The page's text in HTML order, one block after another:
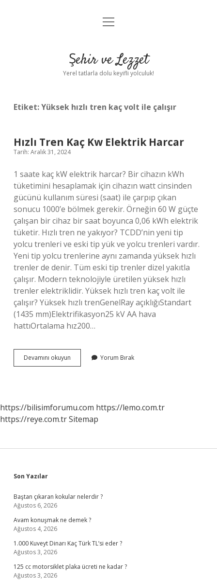
Anasayfa
Yasal Uyarı
menüyü
Şehir ve Lezzet
Yerel tatlarla dolu keyifli yolculuk!
Etiket:Yüksek hızlı tren kaç volt ile çalışır
Hızlı Tren Kaç Kw Elektrik Harcar
Tarih: Aralık 31, 2024
1 saate kaç kW elektrik harcar? Bir cihazın kWh
tüketimini hesaplamak için cihazın watt cinsinden
gücünü kullanım süresi (saat) ile çarpıp çıkan
sonucu 1000’e bölmek gerekir. Örneğin 60 W güçte
çalışan bir cihaz bir saat boyunca 0,06 kWh elektrik
tüketir. Hızlı tren ne yakıyor? TCDD’nin yeni tip
yolcu trenleri ve eski tip yük ve yolcu trenleri vardır.
Yeni tip yolcu trenlerine aynı zamanda yüksek hızlı
trenler de denir. Tüm eski tip trenler dizel yakıtla
çalışır. Modern teknolojiyle üretilen yüksek hızlı
trenler elektriklidir. Yüksek hızlı tren kaç volt ile
çalışır? Yüksek hızlı trenGenelRay açıklığıStandart
(1435 mm)Elektrifikasyon25 kV AA hava
hattıOrtalama hız200…
Devamını okuyun
Tren
Yorum Bırak
https://bilisimforumu.com https://lemo.com.tr
https://reye.com.trSitemap
Sidebar
Son Yazılar
Baştan çıkaran kokular nelerdir ?
Ağustos 6, 2026
Avam konuşmak ne demek ?
Ağustos 4, 2026
1.000 Kuveyt Dinarı Kaç Türk TL’si eder ?
Ağustos 3, 2026
125 cc motorsiklet plaka ücreti ne kadar ?
Ağustos 3, 2026